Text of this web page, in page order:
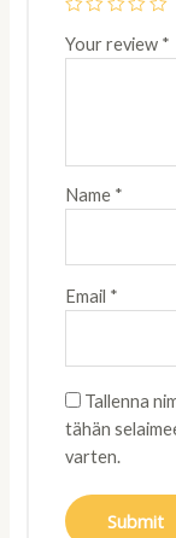
Your review *
Name *
Email *
Tallenna
tähän
varten.